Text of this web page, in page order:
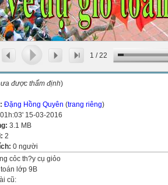
1 /22
được thẩm định)
Đặng Hồng Quyên (trang riêng)
01h:03' 15-03-2016
3.1 MB
2
0 người
cỏc th?y cụ giỏo
lớp 9B
cũ: